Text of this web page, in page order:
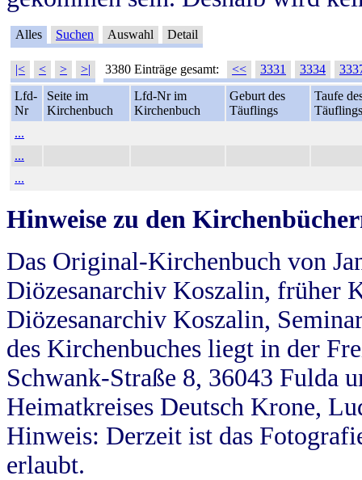
Alles Suchen Auswahl Detail
|< < > >| 3380 Einträge gesamt: << 3331 3334
Lfd-
Nr
Seite im
Kirchenbuch
Lfd-Nr im
Kirchenbuch
Geburt des
Täuflings
Taufe
Täuflings
...
...
...
Hinweise zu den
Das Original-Kirchenbuch von
Diözesanarchiv Koszalin, früher
Diözesanarchiv Koszalin,
des Kirchenbuches liegt in der
Schwank-Straße 8, 36043 Fulda
Heimatkreises Deutsch Krone,
Hinweis: Derzeit ist das
erlaubt.